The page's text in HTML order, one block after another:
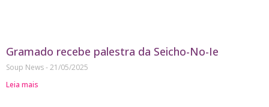
Gramado recebe palestra da Seicho-No-Ie
Soup News 21/05/2025
Leia mais